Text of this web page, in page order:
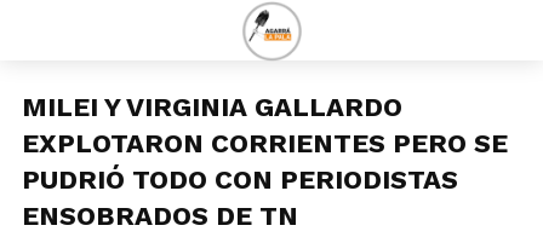
MILEI Y VIRGINIA GALLARDO
EXPLOTARON CORRIENTES PERO SE
PUDRIÓ TODO CON PERIODISTAS
ENSOBRADOS DE TN